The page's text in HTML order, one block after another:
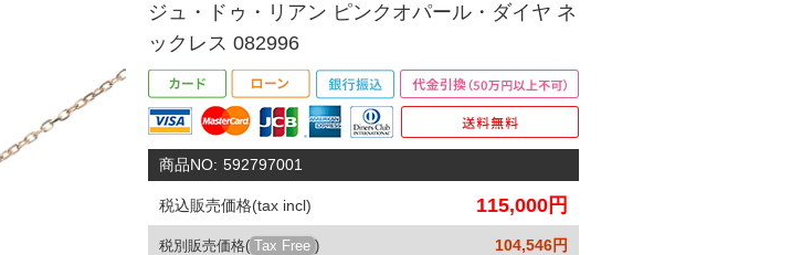
ジュ・ドゥ・リアン ピンクオパール・ダイヤ ネ
ックレス 082996
商品NO: 592797001
税込販売価格(tax incl) 115,000円
税別販売価格( Tax Free ) 104,546円